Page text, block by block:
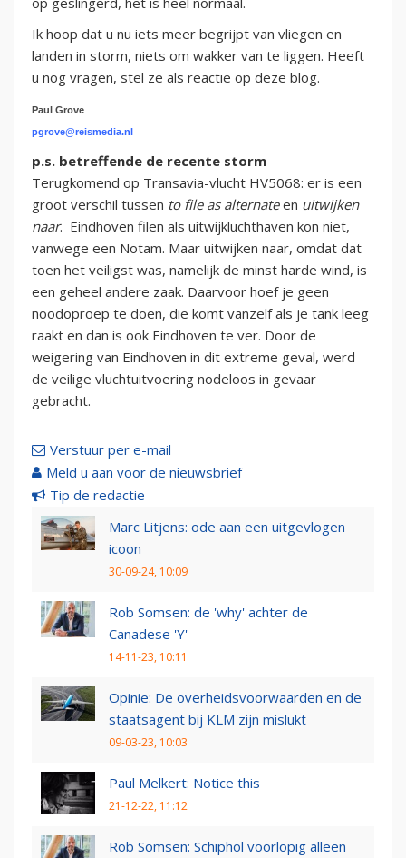
Ik hoop dat u nu iets meer begrijpt van vliegen en
landen in storm, niets om wakker van te liggen. Heeft
u nog vragen, stel ze als reactie op deze blog.
Paul Grove
pgrove@reismedia.nl
p.s. betreffende de recente storm
Terugkomend op Transavia-vlucht HV5068: er is een
groot verschil tussen to file as alternateen uitwijken
naar. Eindhoven filen als uitwijkluchthaven kon niet,
vanwege een Notam. Maar uitwijken naar, omdat dat
toen het veiligst was, namelijk de minst harde wind, is
een geheel andere zaak. Daarvoor hoef je geen
noodoproep te doen, die komt vanzelf als je tank leeg
raakt en dan is ook Eindhoven te ver. Door de
weigering van Eindhoven in dit extreme geval, werd
de veilige vluchtuitvoering nodeloos in gevaar
gebracht.
Verstuur per e-mail
Meld u aan voor de nieuwsbrief
Tip de redactie
Marc Litjens: ode aan een uitgevlogen
icoon
30-09-24, 10:09
Rob Somsen: de 'why' achter de
Canadese 'Y'
14-11-23, 10:11
Opinie: De overheidsvoorwaarden en de
staatsagent bij KLM zijn mislukt
09-03-23, 10:03
Paul Melkert: Notice this
21-12-22, 11:12
Rob Somsen: Schiphol voorlopig alleen